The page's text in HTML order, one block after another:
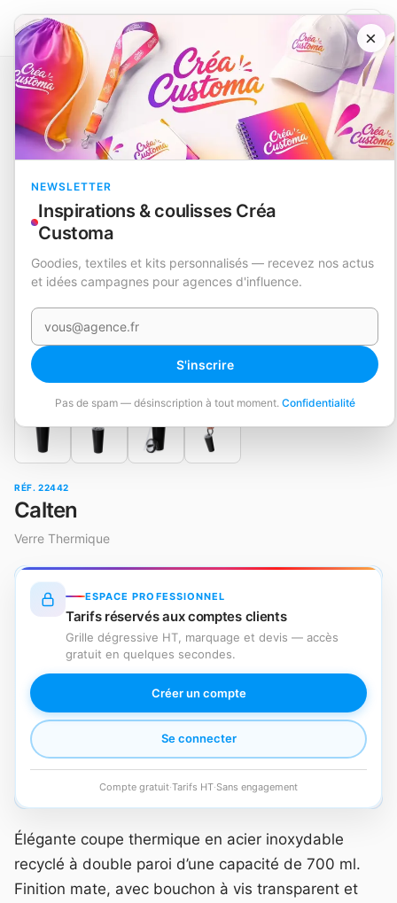
×
NEWSLETTER
Inspirations & coulisses Créa
Customa
Goodies, textiles et kits personnalisés — recevez nos actus
et idées campagnes pour agences d'influence.
Votre e-mail
S'inscrire
Pas de spam — désinscription à tout moment. Confidentialité
Catalogue Nouveautés Verre Thermique Calten
EN STOCK
RÉF. 22442
Calten
Verre Thermique
ESPACE PROFESSIONNEL
Tarifs réservés aux comptes clients
Grille dégressive HT, marquage et devis — accès
gratuit en quelques secondes.
Créer un compte
Se connecter
Compte gratuit·Tarifs HT·Sans engagement
Élégante coupe thermique en acier inoxydable
recyclé à double paroi d’une capacité de 700 ml.
Finition mate, avec bouchon à vis transparent et